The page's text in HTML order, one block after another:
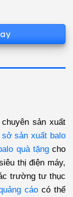
sản xuất
sản xuất balo
quà tặngcho
thị điện máy,
trường tư thục
cáocó thể